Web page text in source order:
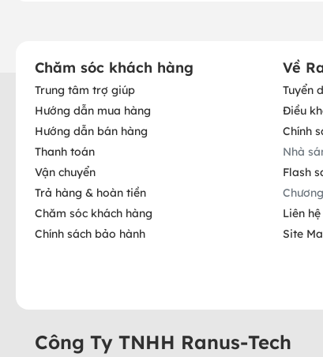
Chăm sóc khách hàng
Trung tâm trợ giúp
Hướng dẫn mua hàng
Hướng dẫn bán hàng
Thanh toán
Vận chuyển
Trả hàng & hoàn tiền
Chăm sóc khách hàng
Chính sách bảo hành
Về
Tuyển
Điều
Chính
Nhà
Flash
Liên
Site
Công Ty TNHH Ranus-Tech